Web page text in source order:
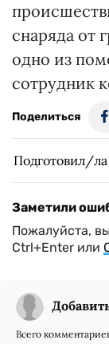
снаряда от
одно из
сотрудник
Поделиться
Подготовил/
Заметили
Пожалуйста,
Ctrl+Enter или
Всего